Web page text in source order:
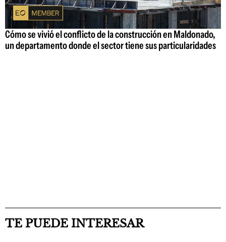
Cómo se vivió el conflicto de la construcción en Maldonado,
un departamento donde el sector tiene sus particularidades
TE PUEDE INTERESAR